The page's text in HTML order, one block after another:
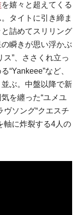
を嬉々と超えてくる
タイトに引き締ま
詰めてスリリング
瞬きが思い浮かぶ
”、ささくれ立っ
“Yankeee”など、
ぶ。中盤以降で新
を纏った“ユメユ
ヴソング“クエスチ
軸に炸裂する4人の